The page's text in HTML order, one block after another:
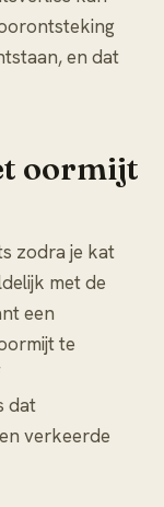
en dat
oormijt
zodra je kat
met de
een
te
dat
verkeerde